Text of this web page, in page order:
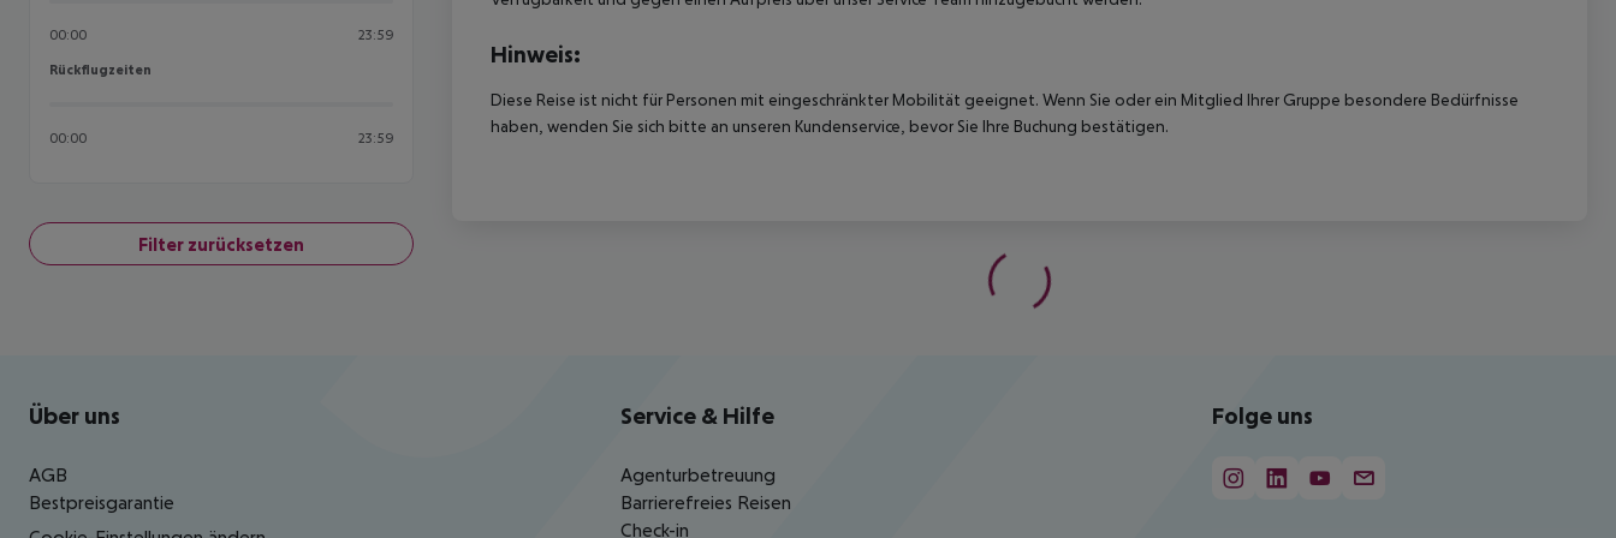
00:00 23:59
Rückflugzeiten
Rückflugzeiten
00:00 23:59
Filter zurücksetzen
Hinweis:
Diese Reise ist nicht für Personen mit eingeschränkter Mobilität geeignet. Wenn Sie oder ein Mitglied Ihrer Gruppe besondere Bedürfnisse
haben, wenden Sie sich bitte an unseren Kundenservice, bevor Sie Ihre Buchung bestätigen.
Footer navigation
Über uns
AGB
Bestpreisgarantie
Service & Hilfe
Agenturbetreuung
Barrierefreies Reisen
Check-in
Folge uns